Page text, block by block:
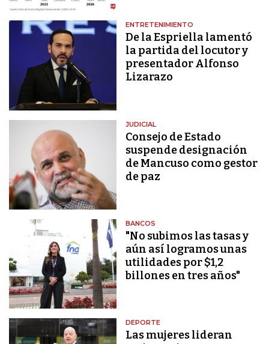
ENTRETENIMIENTO
De la Espriella lamentó
la partida del locutor y
presentador Alfonso
Lizarazo
JUDICIAL
Consejo de Estado
suspende designación
de Mancuso como gestor
de paz
BANCOS
"No subimos las tasas y
aún así logramos unas
utilidades por $1,2
billones en tres años"
DEPORTE
Las mujeres lideran